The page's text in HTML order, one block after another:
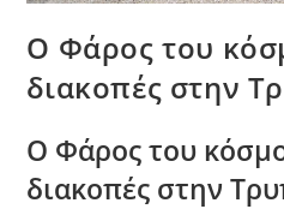
Ο Φάρος του
διακοπές στην
Ο Φάρος του
διακοπές στην